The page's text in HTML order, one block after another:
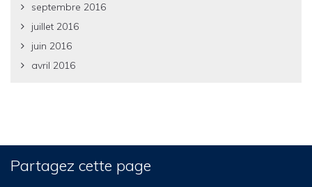
septembre 2016
juillet 2016
juin 2016
avril 2016
Partagez cette page